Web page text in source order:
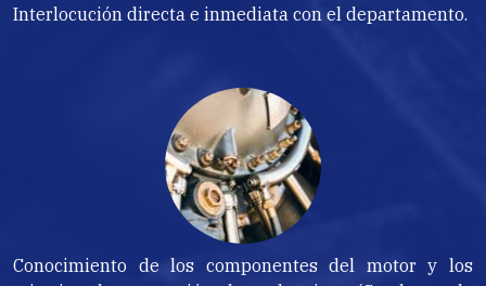
Interlocución directa e inmediata con el departamento.
Conocimiento de los componentes del motor y los